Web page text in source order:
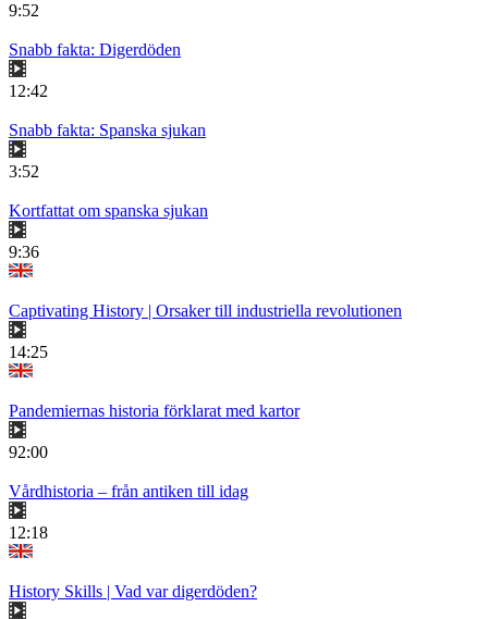
9:52
Snabb fakta: Digerdöden
12:42
Snabb fakta: Spanska sjukan
3:52
Kortfattat om spanska sjukan
9:36
Captivating History | Orsaker till industriella revolutionen
14:25
Pandemiernas historia förklarat med kartor
92:00
Vårdhistoria – från antiken till idag
12:18
History Skills | Vad var digerdöden?